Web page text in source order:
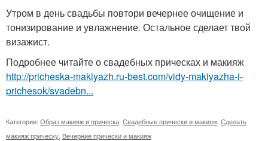
Утром в день свадьбы повтори вечернее очищение и
тонизирование и увлажнение. Остальное сделает твой
визажист.
Подробнее читайте о свадебных прическах и макияж
http://pricheska-makiyazh.ru-best.com/vidy-makiyazha-i-
prichesok/svadebn...
Категории: Образ макияж и прическа Свадебные прически и макияж Сделать
макияж прическу Вечерние прически и макияж